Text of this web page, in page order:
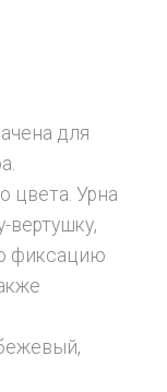
для
цвета. Урна
фиксацию